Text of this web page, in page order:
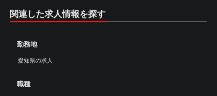
関連した求人情報を探す
勤務地
愛知県の求人
職種